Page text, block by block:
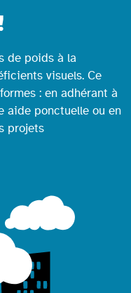
de poids à la
visuels. Ce
: en adhérant à
aide ponctuelle ou en
projets